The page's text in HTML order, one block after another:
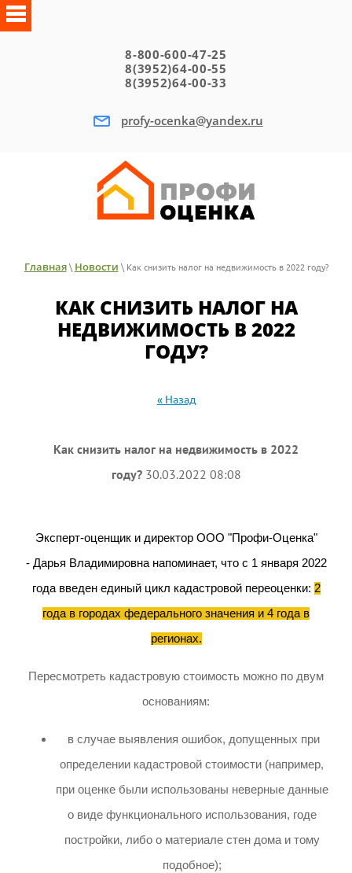
8-800-600-47-25
8(3952)64-00-55
8(3952)64-00-33
profy-ocenka@yandex.ru
Главная\ Новости \ Как снизить налог на недвижимость в 2022 году?
КАК СНИЗИТЬ НАЛОГ НА
НЕДВИЖИМОСТЬ В 2022
ГОДУ?
« Назад
Как снизить налог на недвижимость в 2022
году?30.03.2022 08:08
Эксперт-оценщик и директор ООО "Профи-Оценка"
- Дарья Владимировна напоминает, что с 1 января 2022
года введен единый цикл кадастровой переоценки: 2
года в городах федерального значения и 4 года в
регионах.
Пересмотреть кадастровую стоимость можно по двум
основаниям:
в случае выявления ошибок, допущенных при
определении кадастровой стоимости (например,
при оценке были использованы неверные данные
о виде функционального использования, годе
постройки, либо о материале стен дома и тому
подобное);